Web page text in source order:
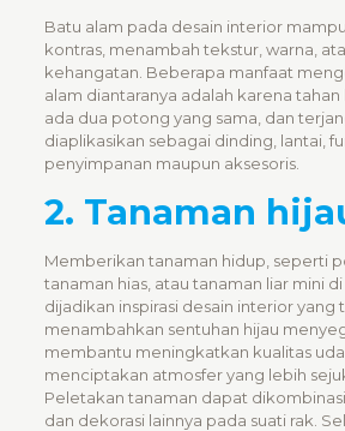
Batu alam pada desain interior
kontras, menambah tekstur, warna,
kehangatan. Beberapa manfaat
alam diantaranya adalah karena tahan
ada dua potong yang sama, dan
diaplikasikan sebagai dinding, lantai,
penyimpanan maupun aksesoris.
2. Tanaman
Memberikan tanaman hidup, seperti
tanaman hias, atau tanaman liar mini
dijadikan inspirasi desain interioryang
menambahkan sentuhan hijau
membantu meningkatkan kualitas
menciptakan atmosfer yang lebih
Peletakan tanaman dapat
dan dekorasi lainnya pada suati rak.